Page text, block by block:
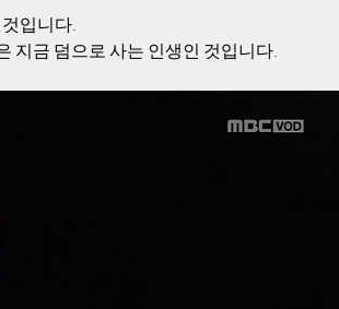
입니다.
지금 덤으로 사는 인생인 것입니다.